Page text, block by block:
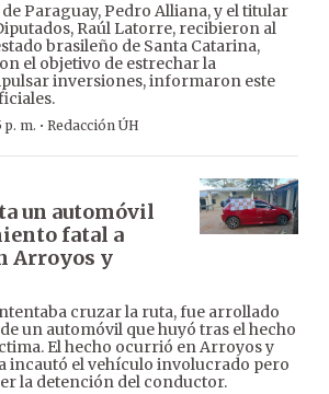
Paraguay, Pedro Alliana, y el titular
Raúl Latorre, recibieron al
brasileño de Santa Catarina,
el objetivo de estrechar la
inversiones, informaron este
p. m. · Redacción ÚH
un automóvil
fatal a
Arroyos y
cruzar la ruta, fue arrollado
un automóvil que huyó tras el hecho
El hecho ocurrió en Arroyos y
incautó el vehículo involucrado pero
la detención del conductor.